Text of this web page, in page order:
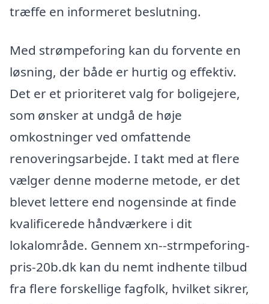
træffe en informeret beslutning.
Med strømpeforing kan du forvente en
løsning, der både er hurtig og effektiv.
Det er et prioriteret valg for boligejere,
som ønsker at undgå de høje
omkostninger ved omfattende
renoveringsarbejde. I takt med at flere
vælger denne moderne metode, er det
blevet lettere end nogensinde at finde
kvalificerede håndværkere i dit
lokalområde. Gennem xn--strmpeforing-
pris-20b.dk kan du nemt indhente tilbud
fra flere forskellige fagfolk, hvilket sikrer,